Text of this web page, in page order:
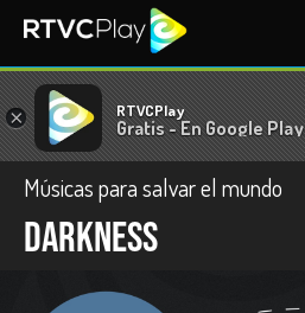
× RTVCPlay
Gratis - En Google Play
Músicas para salvar el mundo
Darkness